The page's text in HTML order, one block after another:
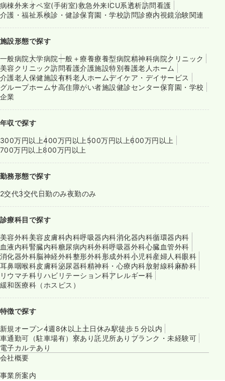
病棟外来オペ室(手術室)救急外来ICU系透析訪問看護
介護・福祉系検診・健診保育園・学校訪問診療内視鏡治験関連
施設形態で探す
一般病院大学病院一般＋療養療養型病院精神科病院クリニック
美容クリニック訪問看護介護施設特別養護老人ホーム
介護老人保健施設有料老人ホームデイケア・デイサービス
グループホームサ高住障がい者施設健診センター保育園・学校
企業
年収で探す
300万円以上400万円以上 500万円以上600万円以上
700万円以上800万円以上
勤務形態で探す
2交代3交代日勤のみ夜勤のみ
診療科目で探す
美容外科美容皮膚科内科呼吸器内科消化器内科循環器内科
血液内科腎臓内科糖尿病内科外科呼吸器外科心臓血管外科
消化器外科脳神経外科整形外科形成外科小児科産婦人科眼科
耳鼻咽喉科皮膚科泌尿器科精神科・心療内科放射線科麻酔科
リウマチ科リハビリテーション科アレルギー科
緩和医療科（ホスピス）
特徴で探す
新規オープン4週8休以上 土日休み駅徒歩５分以内
車通勤可（駐車場有） 寮あり託児所あり ブランク・未経験可
電子カルテあり
会社概要
事業所案内